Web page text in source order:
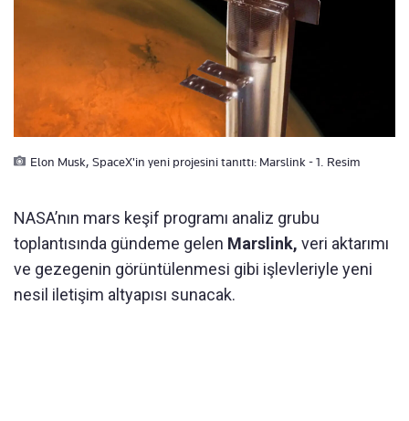
Elon Musk, SpaceX'in yeni projesini tanıttı: Marslink - 1. Resim
NASA’nın mars keşif programı analiz grubu
toplantısında gündeme gelen Marslink, veri aktarımı
ve gezegenin görüntülenmesi gibi işlevleriyle yeni
nesil iletişim altyapısı sunacak.